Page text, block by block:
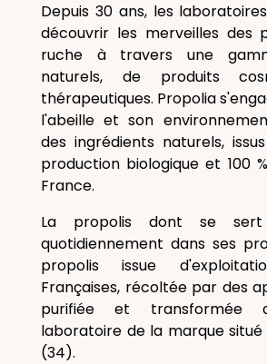
Depuis 30 ans, les
découvrir les merveilles des
ruche à travers une
naturels, de produits
thérapeutiques. Propolia
l'abeille et son
des ingrédients naturels,
production biologique et 100
France.
La propolis dont se
quotidiennement dans ses
propolis issue
Françaises, récoltée par des
purifiée et transformée
laboratoire de la marque situé
(34).